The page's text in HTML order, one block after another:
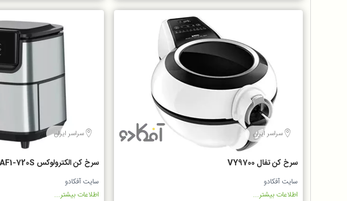
سراسر ایران
سرخ کن تفال VY9700
سایت آفکادو
اطلاعات بیشتر...
سراسر ایران
سرخ کن الکترولوکس E6AF1-720S
سایت آفکادو
اطلاعات بیشتر...